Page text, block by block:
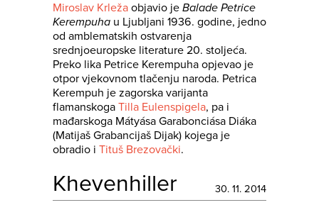
Miroslav Krleža objavio je Balade Petrice
Kerempuha u Ljubljani 1936. godine, jedno
od amblematskih ostvarenja
srednjoeuropske literature 20. stoljeća.
Preko lika Petrice Kerempuha opjevao je
otpor vjekovnom tlačenju naroda. Petrica
Kerempuh je zagorska varijanta
flamanskoga Tilla Eulenspigela, pa i
mađarskoga Mátyása Garabonciása Diáka
(Matijaš Grabancijaš Dijak) kojega je
obradio i Tituš Brezovački.
Khevenhiller 30. 11. 2014